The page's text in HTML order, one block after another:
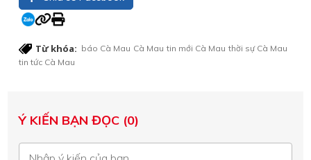
Từ khóa: báo Cà Mau Cà Mau tin mới Cà Mau thời sự Cà Mau
tin tức Cà Mau
Ý KIẾN BẠN ĐỌC (0)